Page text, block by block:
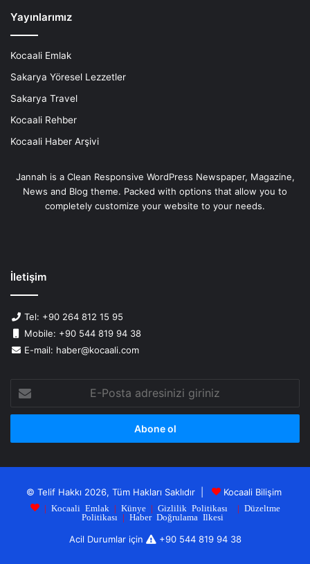
Yayınlarımız
Kocaali Emlak
Sakarya Yöresel Lezzetler
Sakarya Travel
Kocaali Rehber
Kocaali Haber Arşivi
Jannah is a Clean Responsive WordPress Newspaper, Magazine,
News and Blog theme. Packed with options that allow you to
completely customize your website to your needs.
İletişim
Tel: +90 264 812 15 95
Mobile: +90 544 819 94 38
E-mail: haber@kocaali.com
Posta
adresinizi
© Telif Hakkı 2026, Tüm Hakları Saklıdır | Kocaali Bilişim
| Kocaali Emlak | Künye| Gizlilik Politikası | Düzeltme
Politikası | Haber Doğrulama Ilkesi
Acil Durumlar için +90 544 819 94 38